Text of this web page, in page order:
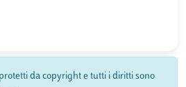
da copyright e tutti i diritti sono